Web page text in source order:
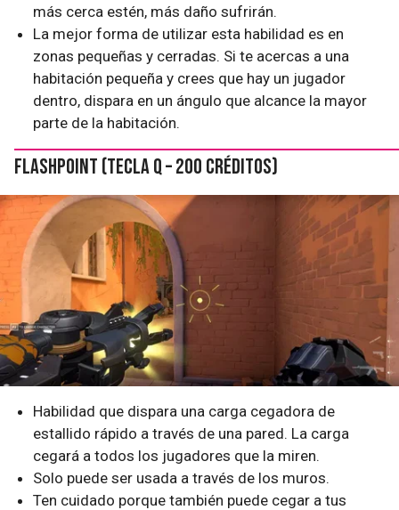
más cerca estén, más daño sufrirán.
La mejor forma de utilizar esta habilidad es en
zonas pequeñas y cerradas. Si te acercas a una
habitación pequeña y crees que hay un jugador
dentro, dispara en un ángulo que alcance la mayor
parte de la habitación.
FlashPoint (tecla Q – 200 créditos)
Habilidad que dispara una carga cegadora de
estallido rápido a través de una pared. La carga
cegará a todos los jugadores que la miren.
Solo puede ser usada a través de los muros.
Ten cuidado porque también puede cegar a tus